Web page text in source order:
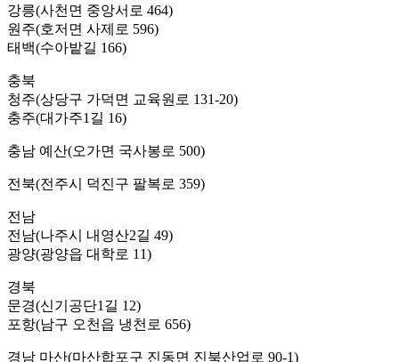
강릉(사천면 중앙서로 464)
원주(호저면 사제로 596)
태백(수아밭길 166)
충북
청주(상당구 가덕면 교육원로 131-20)
충주(대가주1길 16)
충남 예산(오가면 국사봉로 500)
전북(전주시 덕진구 팔복로 359)
전남
전남(나주시 내영산2길 49)
광양(광양읍 대학로 11)
경북
문경(신기공단1길 12)
포항(남구 오천읍 냉천로 656)
경남 마산(마산합포구 진동면 진북산업로 90-1)